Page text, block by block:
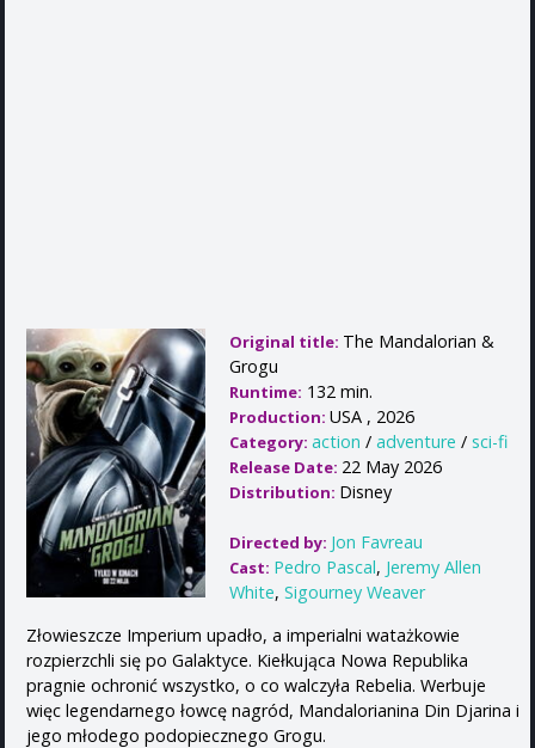
Original title: The Mandalorian &
Grogu
Runtime: 132 min.
Production: USA , 2026
Category: action / adventure / sci-fi
Release Date: 22 May 2026
Distribution: Disney
Directed by: Jon Favreau
Cast: Pedro Pascal, Jeremy Allen
White, Sigourney Weaver
Złowieszcze Imperium upadło, a imperialni watażkowie
rozpierzchli się po Galaktyce. Kiełkująca Nowa Republika
pragnie ochronić wszystko, o co walczyła Rebelia. Werbuje
więc legendarnego łowcę nagród, Mandalorianina Din Djarina i
jego młodego podopiecznego Grogu.